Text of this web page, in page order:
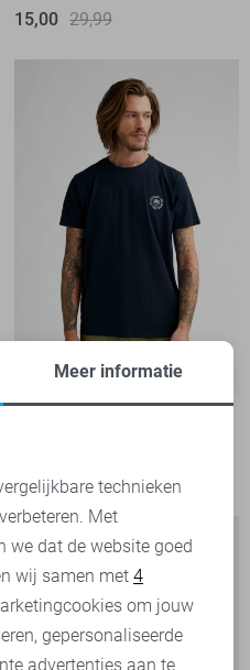
15,00 29,99
Meer informatie
technieken
Met
we dat de website goed
wij samen met 4
om jouw
gepersonaliseerde
advertenties aan te